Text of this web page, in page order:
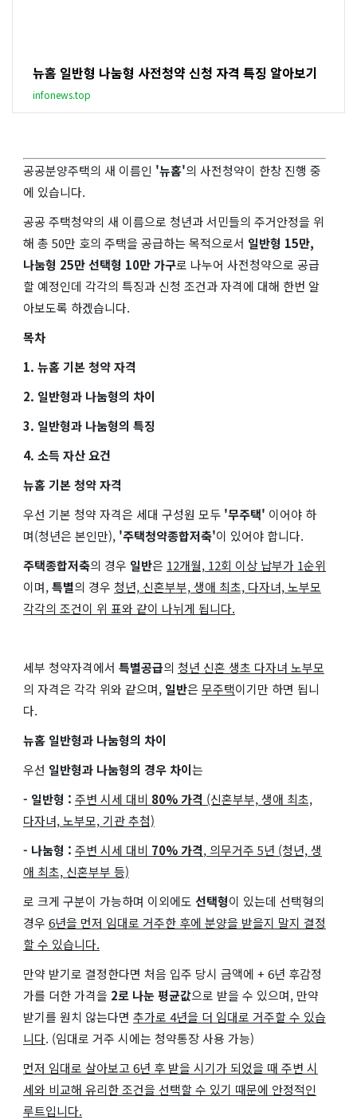
뉴홈 일반형 나눔형 사전청약 신청 자격 특징 알아보기
infonews.top
공공분양주택의 새 이름인 '뉴홈'의 사전청약이 한창 진행 중
에 있습니다.
공공 주택청약의 새 이름으로 청년과 서민들의 주거안정을 위
해 총 50만 호의 주택을 공급하는 목적으로서 일반형 15만,
나눔형 25만 선택형 10만 가구로 나누어 사전청약으로 공급
할 예정인데 각각의 특징과 신청 조건과 자격에 대해 한번 알
아보도록 하겠습니다.
목차
1. 뉴홈 기본 청약 자격
2. 일반형과 나눔형의 차이
3. 일반형과 나눔형의 특징
4. 소득 자산 요건
뉴홈 기본 청약 자격
우선 기본 청약 자격은 세대 구성원 모두 '무주택' 이어야 하
며(청년은 본인만), '주택청약종합저축'이 있어야 합니다.
주택종합저축의 경우 일반은 12개월, 12회 이상 납부가 1순위
이며,특별의 경우 청년, 신혼부부, 생애 최초, 다자녀, 노부모
각각의 조건이 위 표와 같이 나뉘게 됩니다.
세부 청약자격에서 특별공급의 청년 신혼 생초 다자녀 노부모
의 자격은 각각 위와 같으며, 일반은 무주택이기만 하면 됩니
다.
뉴홈 일반형과 나눔형의 차이
우선 일반형과 나눔형의 경우 차이는
- 일반형 : 주변 시세 대비 80% 가격 (신혼부부, 생애 최초,
다자녀, 노부모, 기관 추첨)
- 나눔형 : 주변 시세 대비 70% 가격, 의무거주 5년 (청년, 생
애 최초, 신혼부부 등)
로 크게 구분이 가능하며 이외에도 선택형이 있는데 선택형의
경우 6년을 먼저 임대로 거주한 후에 분양을 받을지 말지 결정
할 수 있습니다.
만약 받기로 결정한다면 처음 입주 당시 금액에 + 6년 후감정
가를 더한 가격을 2로 나눈 평균값으로 받을 수 있으며, 만약
받기를 원치 않는다면 추가로 4년을 더 임대로 거주할 수 있습
니다. (임대로 거주 시에는 청약통장 사용 가능)
먼저 임대로 살아보고 6년 후 받을 시기가 되었을 때 주변 시
세와 비교해 유리한 조건을 선택할 수 있기 때문에 안정적인
루트입니다.